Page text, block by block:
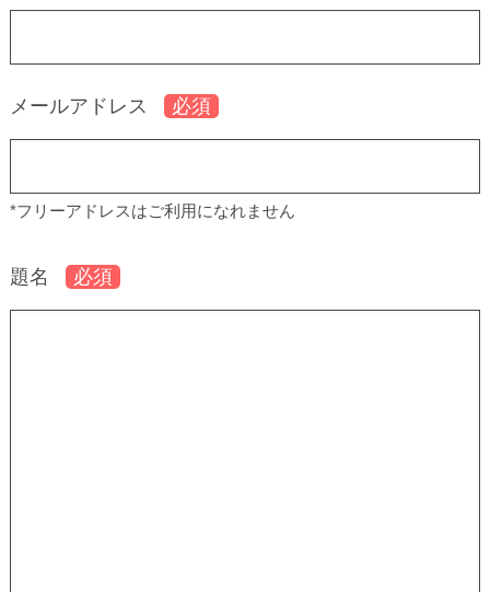
メールアドレス
*フリーアドレスはご利用になれません
題名